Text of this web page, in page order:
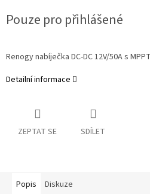
cena:
Pouze pro přihlášené
Renogy nabíječka DC-DC 12V/50A s
Detailní informace
ZEPTAT SE SDÍLET
Popis Diskuze